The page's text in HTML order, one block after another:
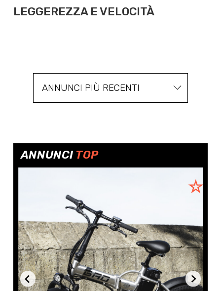
LEGGEREZZA E VELOCITÀ
ANNUNCI PIÙ RECENTI
ANNUNCI TOP